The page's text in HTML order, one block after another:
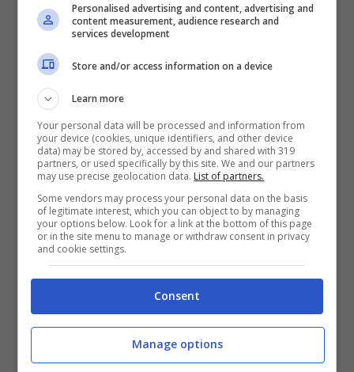
Mostra Informazioni
FastBet
BONUS BENVENUTO FASTBET
Bonus FastBet: 50€ di Bonus Benvenuto
scommesse
Inserisci il codice BONUSBET in fase di registrazione:
ricevi il 50% gratis sul primo deposito fino a 50€
50€ di Bonus reale
VERIFICA
Il pronostico
Personalised advertising and content, advertising and
content measurement, audience research and
services development
Store and/or access information on a device
Learn more
Your personal data will be processed and information from
your device (cookies, unique identifiers, and other device
data) may be stored by, accessed by and shared with 319
partners, or used specifically by this site. We and our partners
may use precise geolocation data. List of partners.
Some vendors may process your personal data on the basis
of legitimate interest, which you can object to by managing
your options below. Look for a link at the bottom of this page
or in the site menu to manage or withdraw consent in privacy
and cookie settings.
Consent
Manage options